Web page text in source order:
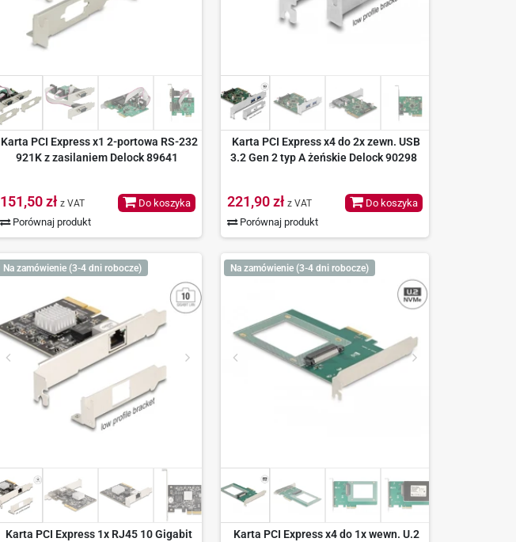
Karta PCI Express x1 2-portowa RS-232
921K z zasilaniem Delock 89641
151,50 zł z VAT
Porównaj produkt
Do koszyka
Karta PCI Express x4 do 2x zewn. USB
3.2 Gen 2 typ A żeńskie Delock 90298
221,90 zł z VAT
Porównaj produkt
Do koszyka
Na zamówienie (3-4 dni robocze)
Karta PCI Express 1x RJ45 10 Gigabit
Na zamówienie (3-4 dni robocze)
Karta PCI Express x4 do 1x wewn. U.2